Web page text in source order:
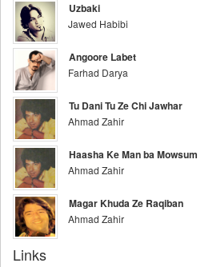
Uzbaki
Jawed Habibi
Angoore Labet
Farhad Darya
Tu Dani Tu Ze Chi Jawhar
Ahmad Zahir
Haasha Ke Man ba Mowsum
Ahmad Zahir
Magar Khuda Ze Raqiban
Ahmad Zahir
Links